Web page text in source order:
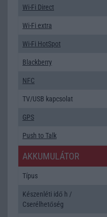
Wi-Fi Direct
Wi-Fi extra
Wi-Fi HotSpot
Blackberry
NFC
TV/USB kapcsolat
GPS
Push to Talk
AKKUMULÁTOR
Típus
Készenléti idő h /
Cserélhetőség